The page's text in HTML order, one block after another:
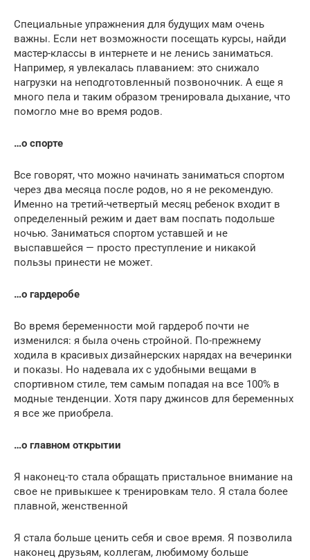
Специальные упражнения для будущих мам очень
важны. Если нет возможности посещать курсы, найди
мастер-классы в интернете и не ленись заниматься.
Например, я увлекалась плаванием: это снижало
нагрузки на неподготовленный позвоночник. А еще я
много пела и таким образом тренировала дыхание, что
помогло мне во время родов.
…о спорте
Все говорят, что можно начинать заниматься спортом
через два месяца после родов, но я не рекомендую.
Именно на третий-четвертый месяц ребенок входит в
определенный режим и дает вам поспать подольше
ночью. Заниматься спортом уставшей и не
выспавшейся — просто преступление и никакой
пользы принести не может.
…о гардеробе
Во время беременности мой гардероб почти не
изменился: я была очень стройной. По-прежнему
ходила в красивых дизайнерских нарядах на вечеринки
и показы. Но надевала их с удобными вещами в
спортивном стиле, тем самым попадая на все 100% в
модные тенденции. Хотя пару джинсов для беременных
я все же приобрела.
…о главном открытии
Я наконец-то стала обращать пристальное внимание на
свое не привыкшее к тренировкам тело. Я стала более
плавной, женственной
Я стала больше ценить себя и свое время. Я позволила
наконец друзьям, коллегам, любимому больше